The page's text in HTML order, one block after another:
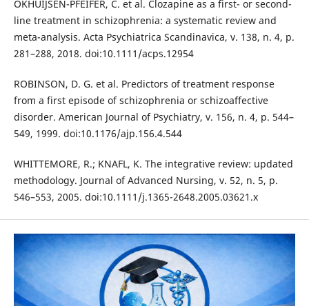
OKHUIJSEN-PFEIFER, C. et al. Clozapine as a first- or second-
line treatment in schizophrenia: a systematic review and
meta-analysis. Acta Psychiatrica Scandinavica, v. 138, n. 4, p.
281–288, 2018. doi:10.1111/acps.12954
ROBINSON, D. G. et al. Predictors of treatment response
from a first episode of schizophrenia or schizoaffective
disorder. American Journal of Psychiatry, v. 156, n. 4, p. 544–
549, 1999. doi:10.1176/ajp.156.4.544
WHITTEMORE, R.; KNAFL, K. The integrative review: updated
methodology. Journal of Advanced Nursing, v. 52, n. 5, p.
546–553, 2005. doi:10.1111/j.1365-2648.2005.03621.x